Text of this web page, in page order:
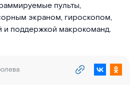
пульты,
экраном, гироскопом,
и поддержкой макрокоманд.